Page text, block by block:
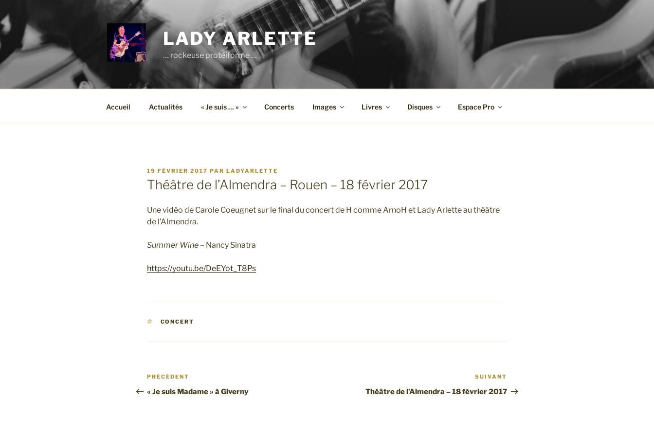
au
contenu
principal
LADY ARLETTE
… rockeuse protéiforme …
Accueil Actualités « Je suis … » Concerts Images Livres Disques Espace Pro
PUBLIÉ
LE
19 FÉVRIER 2017 PAR LADYARLETTE
Théâtre de l’Almendra – Rouen – 18 février 2017
Une vidéo de Carole Coeugnet sur le final du concert de H comme ArnoH et Lady Arlette au théâtre
de l’Almendra.
Summer Wine – Nancy Sinatra
https://youtu.be/DeEYot_T8Ps
ÉTIQUETTES
CONCERT
Navigation
de
Article
précédent
PRÉCÉDENT
« Je suis Madame » à Giverny
suivant
SUIVANT
Théâtre de l’Almendra – 18 février 2017